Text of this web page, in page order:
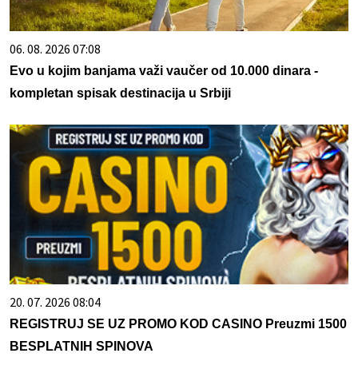
06. 08. 2026 07:08
Evo u kojim banjama važi vaučer od 10.000 dinara -
kompletan spisak destinacija u Srbiji
20. 07. 2026 08:04
REGISTRUJ SE UZ PROMO KOD CASINO Preuzmi 1500
BESPLATNIH SPINOVA